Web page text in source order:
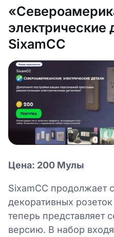
электрические
SixamCC
Цена: 200 Мулы
SixamCC продолжает
декоративных
теперь представляет
версию. В набор